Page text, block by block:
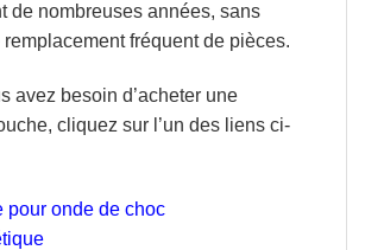
de nombreuses années, sans
fréquent de pièces.
avez besoin d’acheter une
cliquez sur l’un des liens ci-
pour onde de choc